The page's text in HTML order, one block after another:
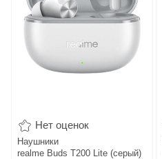
Нет оценок
Наушники
realme Buds T200 Lite (серый)